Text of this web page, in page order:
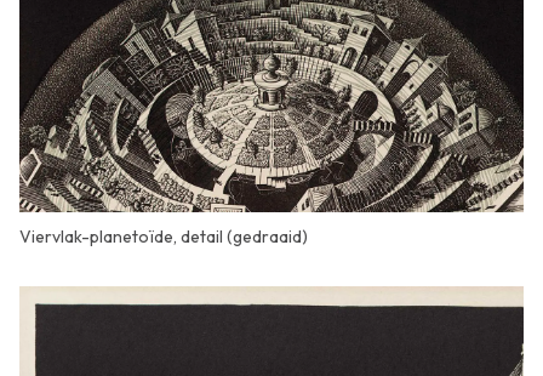
Viervlak-planetoïde, detail (gedraaid)